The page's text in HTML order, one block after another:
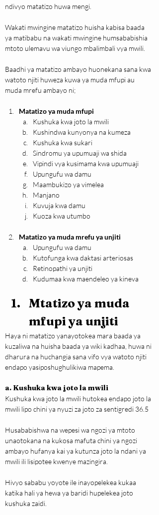
ndivyo matatizo huwa mengi.
Wakati mwingine matatizo huisha kabisa baada
ya matibabu na wakati mwingine humsababishia
mtoto ulemavu wa viungo mbalimbali vya mwili.
Baadhi ya matatizo ambayo huonekana sana kwa
watoto njiti huweza kuwa ya muda mfupi au
muda mrefu ambayo ni;
Matatizo ya muda mfupi
Kushuka kwa joto la mwili
Kushindwa kunyonya na kumeza
Kushuka kwa sukari
Sindromu ya upumuaji wa shida
Vipindi vya kusimama kwa upumuaji
Upungufu wa damu
Maambukizo ya vimelea
Manjano
Kuvuja kwa damu
Kuoza kwa utumbo
Matatizo ya muda mrefu ya unjiti
Upungufu wa damu
Kutofunga kwa daktasi arteriosas
Retinopathi ya unjiti
Kudumaa kwa maendeleo ya kineva
Mtatizo ya muda
mfupi ya unjiti
Haya ni matatizo yanayotokea mara baada ya
kuzaliwa na huisha baada ya wiki kadhaa, huwa ni
dharura na huchangia sana vifo vya watoto njiti
endapo yasiposhughulikiwa mapema.
a. Kushuka kwa joto la mwili
Kushuka kwa joto la mwili hutokea endapo joto la
mwili lipo chini ya nyuzi za joto za sentigredi 36.5
Husababishwa na wepesi wa ngozi ya mtoto
unaotokana na kukosa mafuta chini ya ngozi
ambayo hufanya kai ya kutunza joto la ndani ya
mwili ili lisipotee kwenye mazingira.
Hivyo sababu yoyote ile inayopelekea kukaa
katika hali ya hewa ya baridi hupelekea joto
kushuka zaidi.